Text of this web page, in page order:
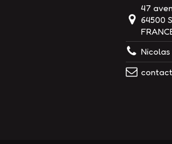
47
64500
Nicolas